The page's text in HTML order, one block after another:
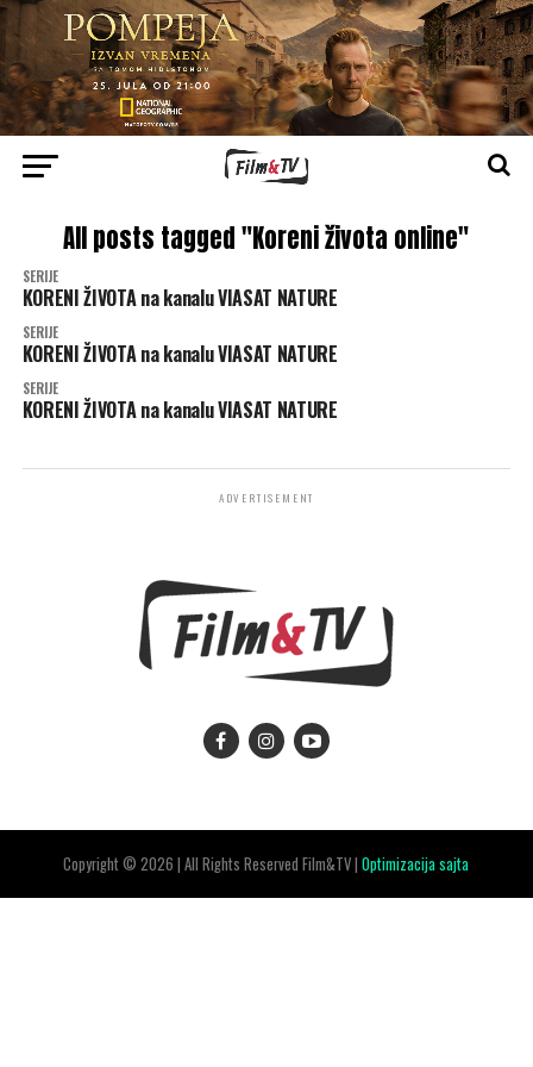
All posts tagged "Koreni života online"
SERIJE
KORENI ŽIVOTA na kanalu VIASAT NATURE
SERIJE
KORENI ŽIVOTA na kanalu VIASAT NATURE
SERIJE
KORENI ŽIVOTA na kanalu VIASAT NATURE
ADVERTISEMENT
Copyright © 2026 | All Rights Reserved Film&TV |Optimizacija sajta